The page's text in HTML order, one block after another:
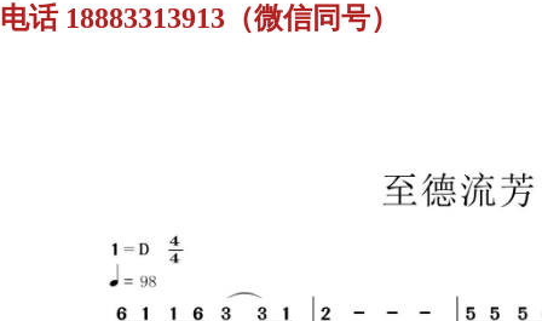
电话 18883313913（微信同号）